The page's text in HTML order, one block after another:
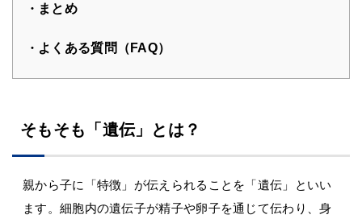
まとめ
よくある質問（FAQ）
そもそも「遺伝」とは？
親から子に「特徴」が伝えられることを「遺伝」といい
ます。細胞内の遺伝子が精子や卵子を通じて伝わり、身